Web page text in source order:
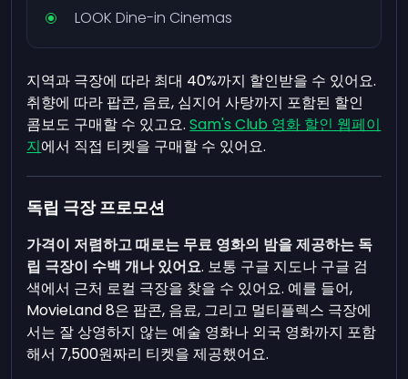
LOOK Dine-in Cinemas
지역과 극장에 따라 최대 40%까지 할인받을 수 있어요.
취향에 따라 팝콘, 음료, 심지어 사탕까지 포함된 할인
콤보도 구매할 수 있고요.Sam's Club 영화 할인 웹페이
지에서 직접 티켓을 구매할 수 있어요.
독립 극장 프로모션
가격이 저렴하고 때로는 무료 영화의 밤을 제공하는 독
립 극장이 수백 개나 있어요. 보통 구글 지도나 구글 검
색에서 근처 로컬 극장을 찾을 수 있어요. 예를 들어,
MovieLand 8은 팝콘, 음료, 그리고 멀티플렉스 극장에
서는 잘 상영하지 않는 예술 영화나 외국 영화까지 포함
해서 7,500원짜리 티켓을 제공했어요.